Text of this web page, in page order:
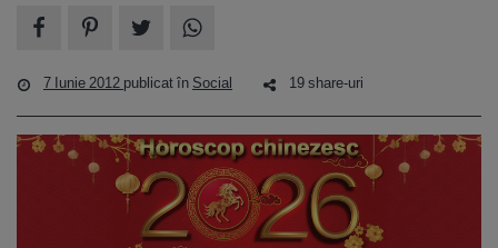
7 Iunie 2012 publicat în Social 19 share-uri